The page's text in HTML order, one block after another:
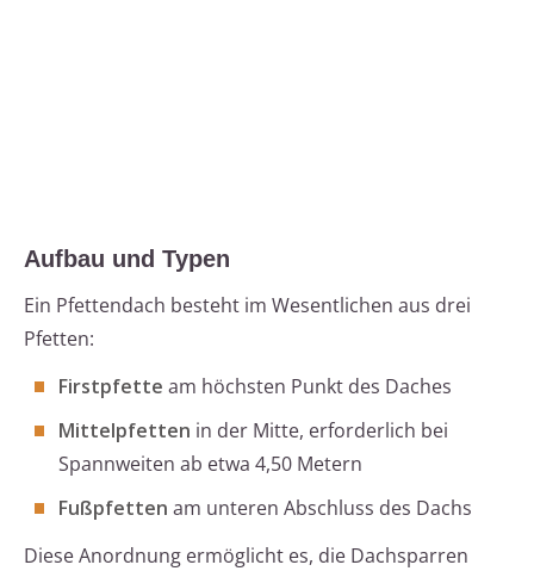
Aufbau und Typen
Ein Pfettendach besteht im Wesentlichen aus drei
Pfetten:
Firstpfette am höchsten Punkt des Daches
Mittelpfetten in der Mitte, erforderlich bei
Spannweiten ab etwa 4,50 Metern
Fußpfetten am unteren Abschluss des Dachs
Diese Anordnung ermöglicht es, die Dachsparren